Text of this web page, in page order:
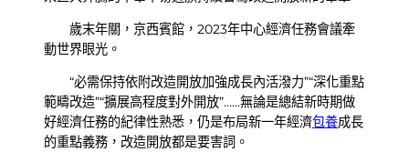
歲末年關，京西賓館，2023年中心經濟任務會議牽
動世界眼光。
“必需保持依附改造開放加強成長內活潑力”“深化重點
範疇改造”“擴展高程度對外開放”……無論是總結新時期做
好經濟任務的紀律性熟悉，仍是布局新一年經濟包養成長
的重點義務，改造開放都是要害詞。